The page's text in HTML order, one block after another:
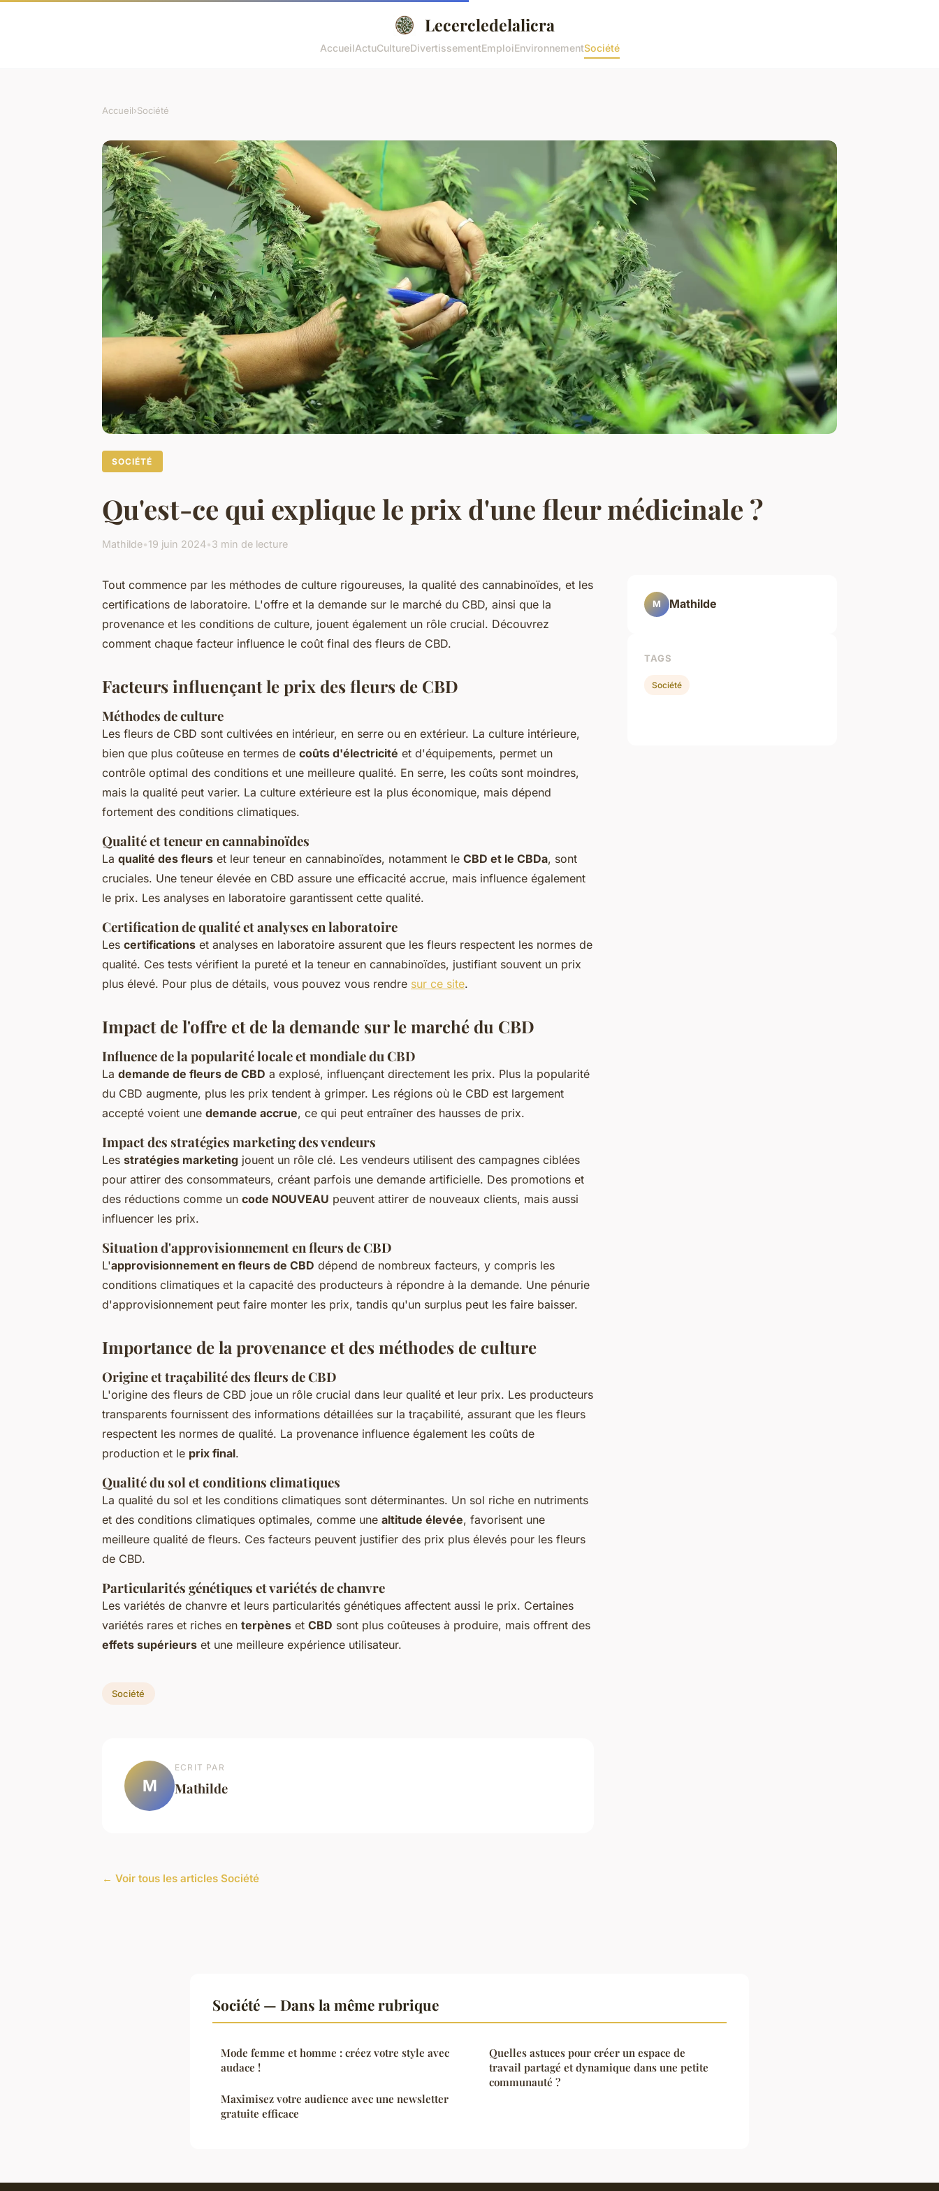
Lecercledelalicra
AccueilActuCultureDivertissementEmploiEnvironnementSociété
Accueil›Société
SOCIÉTÉ
Qu'est-ce qui explique le prix d'une fleur médicinale ?
Mathilde•19 juin 2024•3 min de lecture
Tout commence par les méthodes de culture rigoureuses, la qualité des cannabinoïdes, et les
certifications de laboratoire. L'offre et la demande sur le marché du CBD, ainsi que la
provenance et les conditions de culture, jouent également un rôle crucial. Découvrez
comment chaque facteur influence le coût final des fleurs de CBD.
Facteurs influençant le prix des fleurs de CBD
Méthodes de culture
Les fleurs de CBD sont cultivées en intérieur, en serre ou en extérieur. La culture intérieure,
bien que plus coûteuse en termes de coûts d'électricité et d'équipements, permet un
contrôle optimal des conditions et une meilleure qualité. En serre, les coûts sont moindres,
mais la qualité peut varier. La culture extérieure est la plus économique, mais dépend
fortement des conditions climatiques.
Qualité et teneur en cannabinoïdes
La qualité des fleurs et leur teneur en cannabinoïdes, notamment le CBD et le CBDa, sont
cruciales. Une teneur élevée en CBD assure une efficacité accrue, mais influence également
le prix. Les analyses en laboratoire garantissent cette qualité.
Certification de qualité et analyses en laboratoire
Les certifications et analyses en laboratoire assurent que les fleurs respectent les normes de
qualité. Ces tests vérifient la pureté et la teneur en cannabinoïdes, justifiant souvent un prix
plus élevé. Pour plus de détails, vous pouvez vous rendre sur ce site.
Impact de l'offre et de la demande sur le marché du CBD
Influence de la popularité locale et mondiale du CBD
La demande de fleurs de CBD a explosé, influençant directement les prix. Plus la popularité
du CBD augmente, plus les prix tendent à grimper. Les régions où le CBD est largement
accepté voient une demande accrue, ce qui peut entraîner des hausses de prix.
Impact des stratégies marketing des vendeurs
Les stratégies marketing jouent un rôle clé. Les vendeurs utilisent des campagnes ciblées
pour attirer des consommateurs, créant parfois une demande artificielle. Des promotions et
des réductions comme un code NOUVEAU peuvent attirer de nouveaux clients, mais aussi
influencer les prix.
Situation d'approvisionnement en fleurs de CBD
L'approvisionnement en fleurs de CBD dépend de nombreux facteurs, y compris les
conditions climatiques et la capacité des producteurs à répondre à la demande. Une pénurie
d'approvisionnement peut faire monter les prix, tandis qu'un surplus peut les faire baisser.
Importance de la provenance et des méthodes de culture
Origine et traçabilité des fleurs de CBD
L'origine des fleurs de CBD joue un rôle crucial dans leur qualité et leur prix. Les producteurs
transparents fournissent des informations détaillées sur la traçabilité, assurant que les fleurs
respectent les normes de qualité. La provenance influence également les coûts de
production et le prix final.
Qualité du sol et conditions climatiques
La qualité du sol et les conditions climatiques sont déterminantes. Un sol riche en nutriments
et des conditions climatiques optimales, comme une altitude élevée, favorisent une
meilleure qualité de fleurs. Ces facteurs peuvent justifier des prix plus élevés pour les fleurs
de CBD.
Particularités génétiques et variétés de chanvre
Les variétés de chanvre et leurs particularités génétiques affectent aussi le prix. Certaines
variétés rares et riches en terpènes et CBD sont plus coûteuses à produire, mais offrent des
effets supérieurs et une meilleure expérience utilisateur.
Société
M
ECRIT PAR
Mathilde
← Voir tous les articles Société
M Mathilde
TAGS
Société
Société — Dans la même rubrique
Mode femme et homme : créez votre style avec
audace !
Maximisez votre audience avec une newsletter
gratuite efficace
Quelles astuces pour créer un espace de
travail partagé et dynamique dans une petite
communauté ?